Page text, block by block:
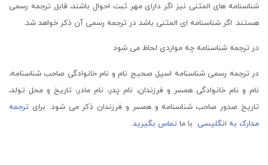
شناسنامه های المثنی نیز اگر دارای مهر ثبت احوال باشند، قابل ترجمه رسمی
هستند. اگر شناسنامه ای المثنی باشد در ترجمه رسمی آن ذکر خواهد شد.
در ترجمه شناسنامه چه مواردی لحاظ می شود
در ترجمه رسمی شناسنامه اسپل صحیح نام و نام خانوادگی صاحب شناسنامه،
نام و نام خانوادگی همسر و فرزندان، نام پدر، نام مادر، تاریخ و محل تولد،
تاریخ صدور صاحب شناسنامه و همسر و فرزندان ذکر می شود. برایترجمه
مدارک به انگلیسیبا ماتماس بگیرید.